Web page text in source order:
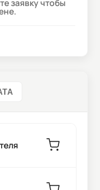
заявку чтобы